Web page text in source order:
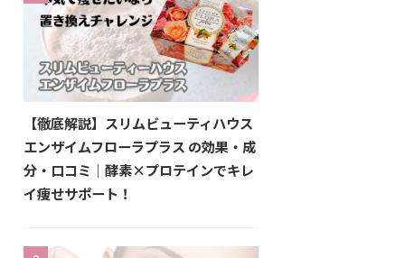
【徹底解説】スリムビューティハウス
エンザイムフローラプラス の効果・成
分・口コミ｜酵素×プロテインでキレ
イ痩せサポート！